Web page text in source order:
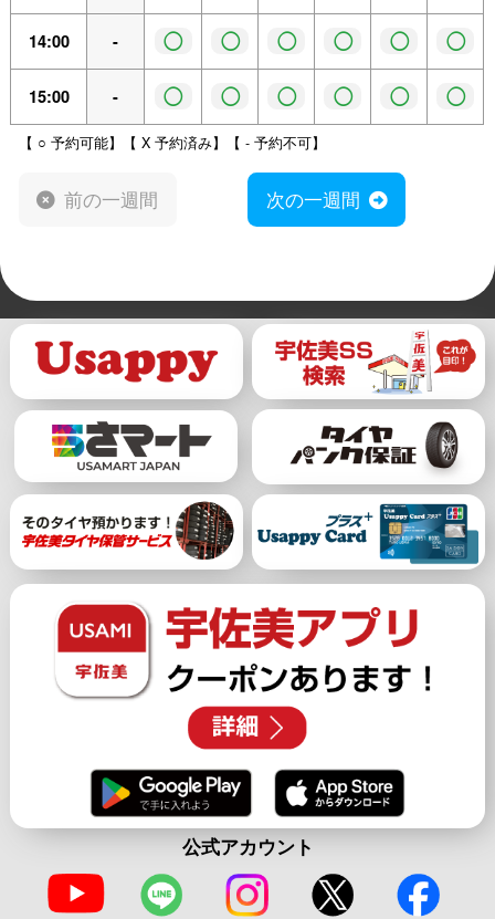
14:00 - ◯ ◯ ◯ ◯ ◯ ◯
15:00 - ◯ ◯ ◯ ◯ ◯ ◯
【 ○ 予約可能】【 X 予約済み】【 - 予約不可】
前の一週間 次の一週間
公式アカウント